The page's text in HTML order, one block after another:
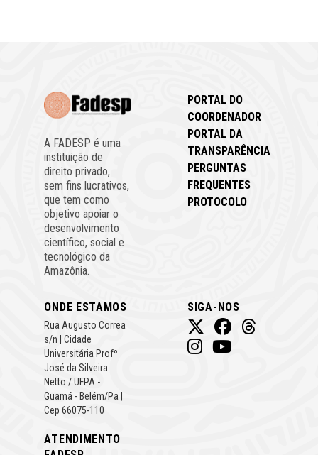
A FADESP é uma
instituição de
direito privado,
sem fins lucrativos,
que tem como
objetivo apoiar o
desenvolvimento
científico, social e
tecnológico da
Amazônia.
PORTAL DO
COORDENADOR
PORTAL DA
TRANSPARÊNCIA
PERGUNTAS
FREQUENTES
PROTOCOLO
ONDE ESTAMOS
Rua Augusto Correa
s/n | Cidade
Universitária Profº
José da Silveira
Netto / UFPA -
Guamá - Belém/Pa |
Cep 66075-110
ATENDIMENTO
SIGA-NOS